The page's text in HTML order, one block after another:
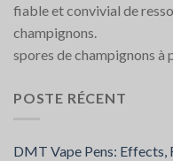
fiable et convivial de
champignons.
spores de champignons à
POSTE RÉCENT
DMT Vape Pens: Effects,